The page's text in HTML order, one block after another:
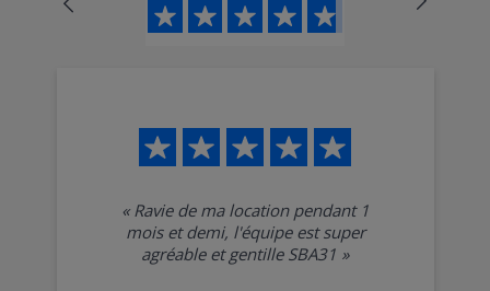
« Ravie de ma location pendant 1
mois et demi, l'équipe est super
agréable et gentille SBA31 »